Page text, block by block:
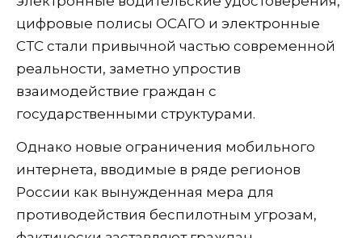
цифровые полисы ОСАГО и электронные
СТС стали привычной частью современной
реальности, заметно упростив
взаимодействие граждан с
государственными структурами.
Однако новые ограничения мобильного
интернета, вводимые в ряде регионов
России как вынужденная мера для
противодействия беспилотным угрозам,